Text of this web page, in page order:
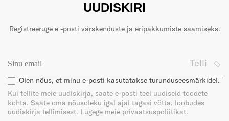
UUDISKIRI
Registreeruge e -posti värskenduste ja eripakkumiste saamiseks.
Telli
Olen nõus, et minu e-posti kasutatakse turunduseesmärkidel.
Kui tellite meie uudiskirja, saate e-posti teel uudiseid toodete
kohta. Saate oma nõusoleku igal ajal tagasi võtta, loobudes
uudiskirja tellimisest. Lugege meie privaatsuspoliitikat.